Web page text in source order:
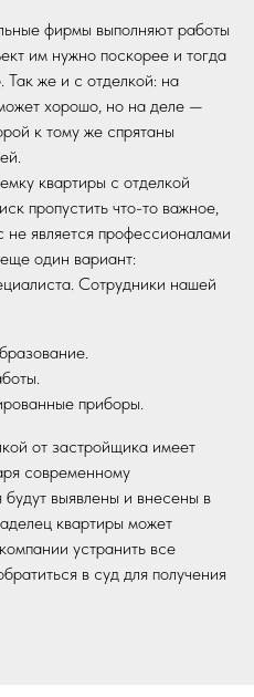
фирмы выполняют работы
им нужно поскорее и тогда
Так же и с отделкой: на
хорошо, но на деле —
к тому же спрятаны
квартиры с отделкой
пропустить что-то важное,
не является профессионалами
один вариант:
Сотрудники нашей
приборы.
от застройщика имеет
современному
выявлены и внесены в
квартиры может
устранить все
в суд для получения